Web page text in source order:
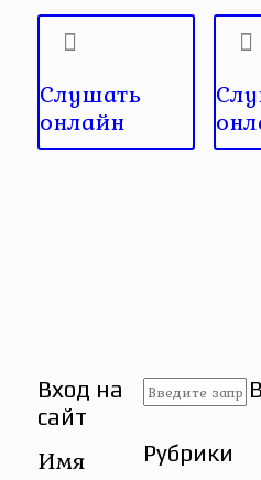
Слушать
онлайн
Вход на
сайт
Имя Рубрики